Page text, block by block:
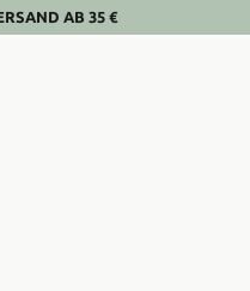
AB 35 €